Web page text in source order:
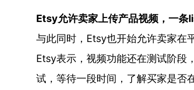
Etsy允许卖家上传产品视频，一
与此同时， Etsy也开始允许卖家在
Etsy表示，视频功能还在测试阶段，
试，等待一段时间，了解买家是否